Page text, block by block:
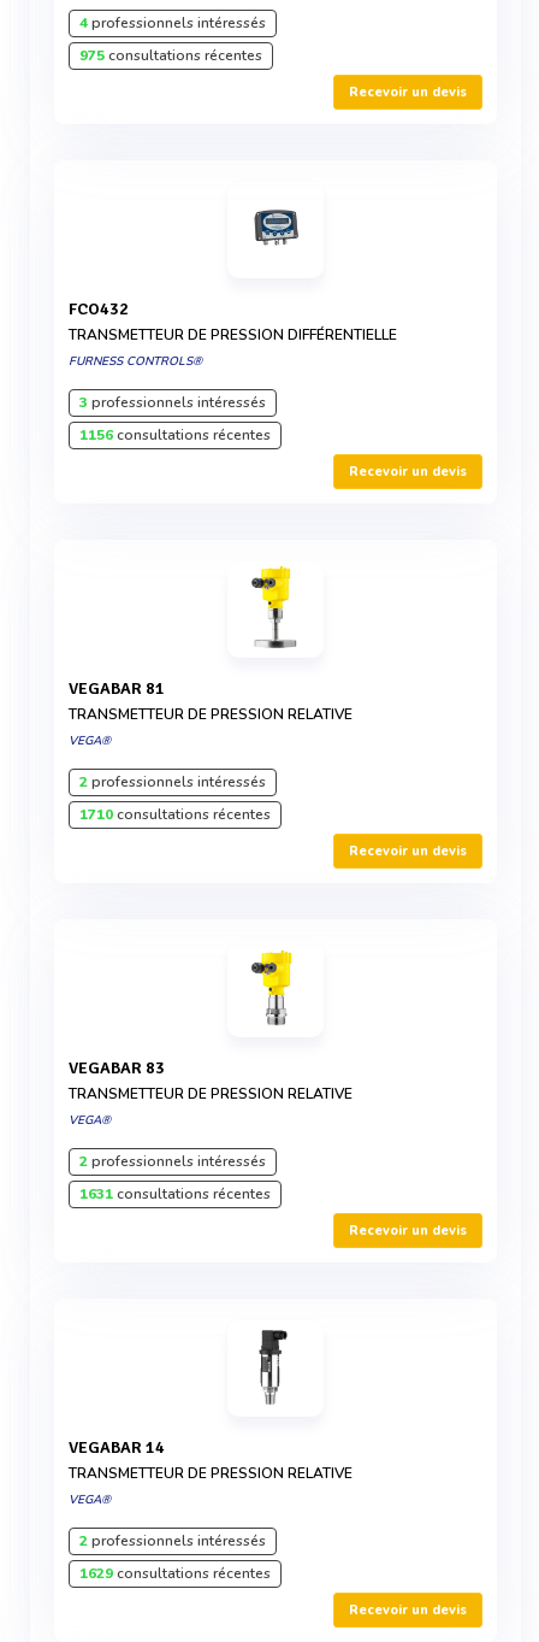
4professionnels intéressés
975consultations récentes
Recevoir un devis
FCO432
TRANSMETTEUR DE PRESSION DIFFÉRENTIELLE
FURNESS CONTROLS®
3 professionnels intéressés
1156consultations récentes
Recevoir un devis
VEGABAR 81
TRANSMETTEUR DE PRESSION RELATIVE
VEGA®
2professionnels intéressés
1710consultations récentes
Recevoir un devis
VEGABAR 83
TRANSMETTEUR DE PRESSION RELATIVE
VEGA®
2professionnels intéressés
1631consultations récentes
Recevoir un devis
VEGABAR 14
TRANSMETTEUR DE PRESSION RELATIVE
VEGA®
2professionnels intéressés
1629consultations récentes
Recevoir un devis